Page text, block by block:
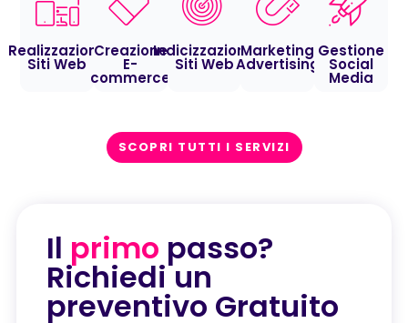
Realizzazione
Siti Web
Creazione
E-
commerce
Indicizzazione
Siti Web
Marketing
Advertising
Gestione
Social
Media
SCOPRI TUTTI I SERVIZI
Il primo passo?
Richiedi un
preventivo Gratuito